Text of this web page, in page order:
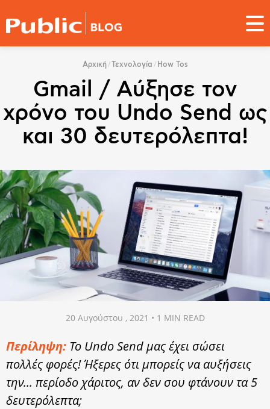
προς
το
κυρίως
are
here
Αρχική Τεχνολογία How Tos
Gmail / Αύξησε τον
χρόνο του Undo Send ως
και 30 δευτερόλεπτα!
20 Αυγούστου , 2021 • 1 MIN READ
Περίληψη: Το Undo Send μας έχει σώσει
πολλές φορές! Ήξερες ότι μπορείς να αυξήσεις
την... περίοδο χάριτος, αν δεν σου φτάνουν τα 5
δευτερόλεπτα;